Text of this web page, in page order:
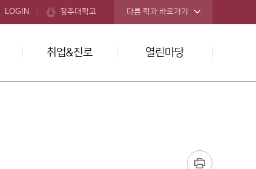
LOGIN 청주대학교 다른 학과 바로가기
취업&진로 열린마당